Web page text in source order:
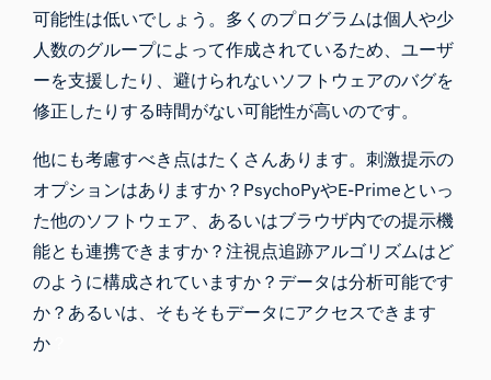
可能性は低いでしょう。多くのプログラムは個人や少
人数のグループによって作成されているため、ユーザ
ーを支援したり、避けられないソフトウェアのバグを
修正したりする時間がない可能性が高いのです。
他にも考慮すべき点はたくさんあります。刺激提示の
オプションはありますか？ PsychoPyやE-Primeといっ
た他のソフトウェア、あるいはブラウザ内での提示機
能とも連携できますか？注視点追跡アルゴリズムはど
のように構成されていますか？データは分析可能です
か？あるいは、そもそもデータにアクセスできます
か